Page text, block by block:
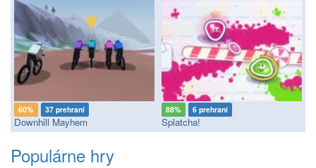
60% 37 prehraní
Downhill Mayhem
88% 6 prehraní
Splatcha!
Populárne hry